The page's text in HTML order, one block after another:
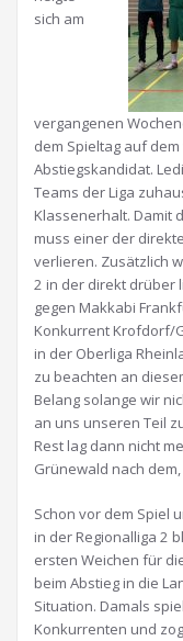
sich am
vergangenen
dem Spieltag auf
Abstiegskandidat.
Teams der Liga
Klassenerhalt. Damit
muss einer der
verlieren. Zusätzlich
2 in der direkt drüber
gegen Makkabi
Konkurrent Krofdorf/
in der Oberliga
zu beachten an
Belang solange wir
an uns unseren Teil
Rest lag dann nicht
Grünewald nach
Schon vor dem Spiel
in der Regionalliga 2
ersten Weichen für
beim Abstieg in die
Situation. Damals
Konkurrenten und